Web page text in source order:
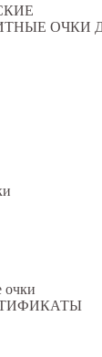
ОЧКИ
очки